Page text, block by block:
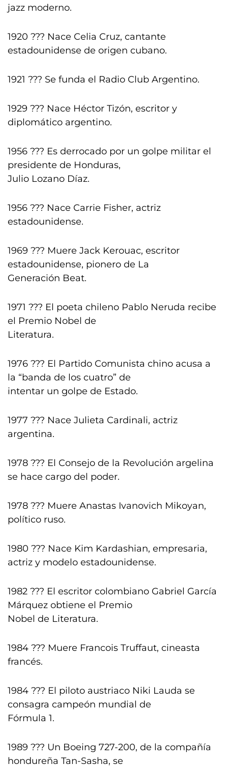
jazz moderno.
1920 ??? Nace Celia Cruz, cantante
estadounidense de origen cubano.
1921 ??? Se funda el Radio Club Argentino.
1929 ??? Nace Héctor Tizón, escritor y
diplomático argentino.
1956 ??? Es derrocado por un golpe militar el
presidente de Honduras,
Julio Lozano Díaz.
1956 ??? Nace Carrie Fisher, actriz
estadounidense.
1969 ??? Muere Jack Kerouac, escritor
estadounidense, pionero de La
Generación Beat.
1971 ??? El poeta chileno Pablo Neruda recibe
el Premio Nobel de
Literatura.
1976 ??? El Partido Comunista chino acusa a
la “banda de los cuatro” de
intentar un golpe de Estado.
1977 ??? Nace Julieta Cardinali, actriz
argentina.
1978 ??? El Consejo de la Revolución argelina
se hace cargo del poder.
1978 ??? Muere Anastas Ivanovich Mikoyan,
político ruso.
1980 ??? Nace Kim Kardashian, empresaria,
actriz y modelo estadounidense.
1982 ??? El escritor colombiano Gabriel García
Márquez obtiene el Premio
Nobel de Literatura.
1984 ??? Muere Francois Truffaut, cineasta
francés.
1984 ??? El piloto austriaco Niki Lauda se
consagra campeón mundial de
Fórmula 1.
1989 ??? Un Boeing 727-200, de la compañía
hondureña Tan-Sasha, se